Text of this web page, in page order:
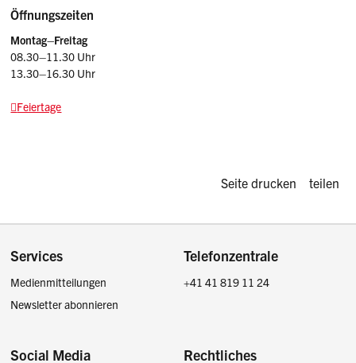
Öffnungszeiten
Montag–Freitag
08.30–11.30 Uhr
13.30–16.30 Uhr
Feiertage
Diese Seite
Seite drucken teilen
Footer
Services
Medienmitteilungen
Newsletter abonnieren
Telefonzentrale
+41 41 819 11 24
Social Media Rechtliches